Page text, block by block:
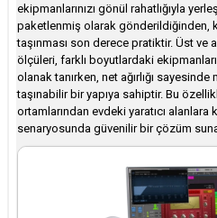
ekipmanlarınızı gönül rahatlığıyla
paketlenmiş olarak gönderildiğinden,
taşınması son derece pratiktir. Üst ve
ölçüleri, farklı boyutlardaki
olanak tanırken, net ağırlığı
taşınabilir bir yapıya sahiptir. Bu
ortamlarından evdeki yaratıcı alanlara
senaryosunda güvenilir bir çözüm